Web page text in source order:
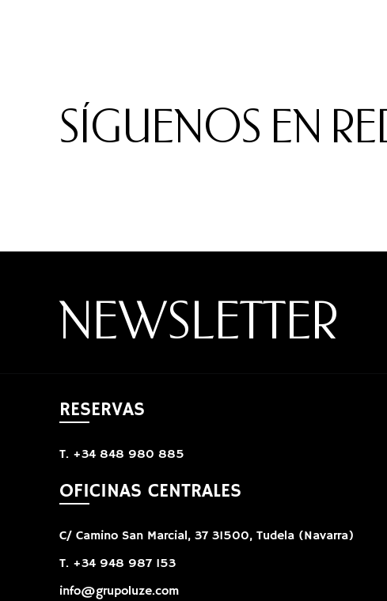
SÍGUENOS EN
NEWSLETTER
RESERVAS
T. +34 848 980 885
OFICINAS CENTRALES
C/ Camino San Marcial, 37 31500, Tudela (Navarra)
T. +34 948 987 153
info@grupoluze.com